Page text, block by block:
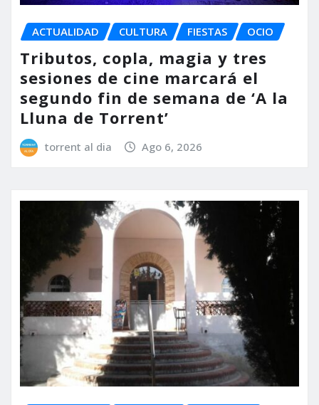
ACTUALIDAD CULTURA FIESTAS OCIO
Tributos, copla, magia y tres
sesiones de cine marcará el
segundo fin de semana de ‘A la
Lluna de Torrent’
torrent al dia Ago 6, 2026